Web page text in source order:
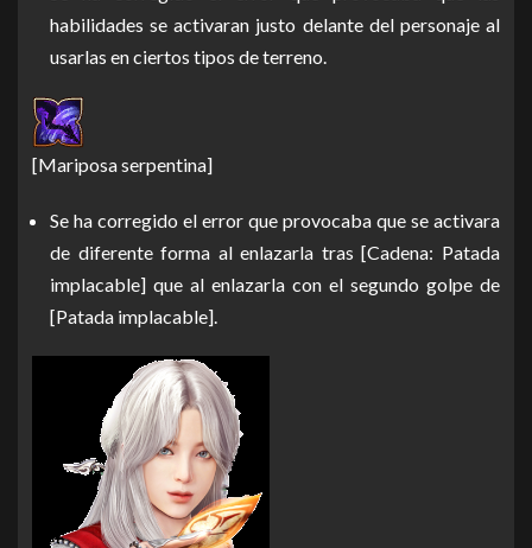
habilidades se activaran justo delante del personaje al
usarlas en ciertos tipos de terreno.
[Mariposa serpentina]
Se ha corregido el error que provocaba que se activara
de diferente forma al enlazarla tras [Cadena: Patada
implacable] que al enlazarla con el segundo golpe de
[Patada implacable].